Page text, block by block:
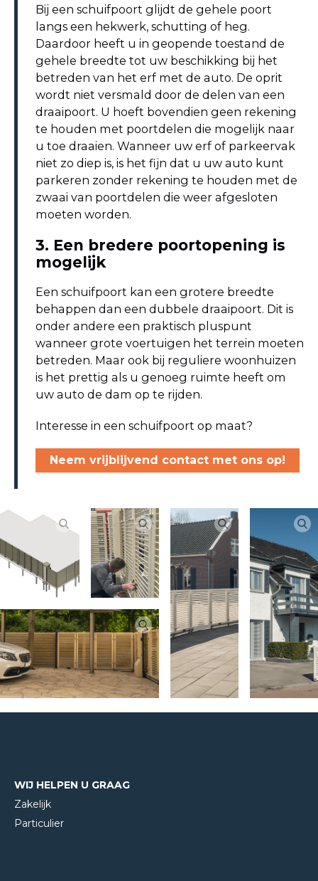
Bij een schuifpoort glijdt de gehele poort
langs een hekwerk, schutting of heg.
Daardoor heeft u in geopende toestand de
gehele breedte tot uw beschikking bij het
betreden van het erf met de auto. De oprit
wordt niet versmald door de delen van een
draaipoort. U hoeft bovendien geen rekening
te houden met poortdelen die mogelijk naar
u toe draaien. Wanneer uw erf of parkeervak
niet zo diep is, is het fijn dat u uw auto kunt
parkeren zonder rekening te houden met de
zwaai van poortdelen die weer afgesloten
moeten worden.
3. Een bredere poortopening is
mogelijk
Een schuifpoort kan een grotere breedte
behappen dan een dubbele draaipoort. Dit is
onder andere een praktisch pluspunt
wanneer grote voertuigen het terrein moeten
betreden. Maar ook bij reguliere woonhuizen
is het prettig als u genoeg ruimte heeft om
uw auto de dam op te rijden.
Interesse in een schuifpoort op maat?
Neem vrijblijvend contact met ons op!
WIJ HELPEN U GRAAG
Zakelijk
Particulier